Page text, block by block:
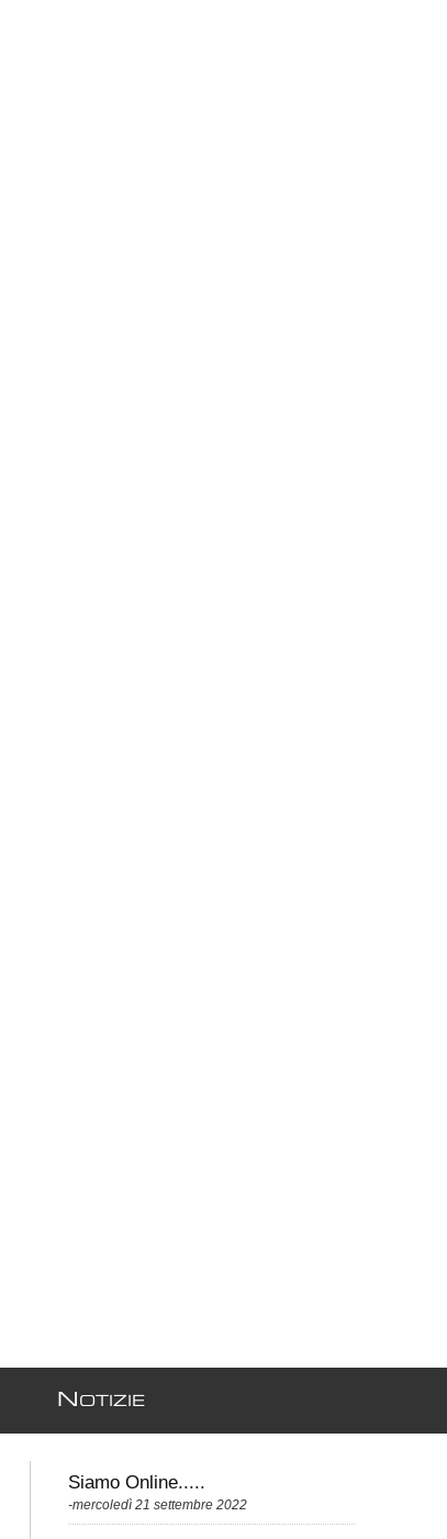
N OTIZIE
Siamo Online.....
-mercoledì 21 settembre 2022